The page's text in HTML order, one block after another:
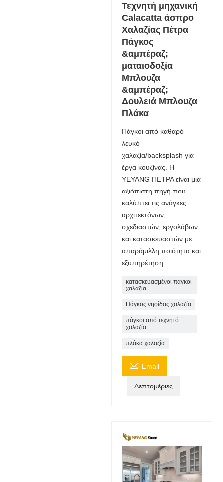
Τεχνητή μηχανική
Calacatta άσπρο
Χαλαζίας Πέτρα
Πάγκος
&αμπέραζ;
ματαιοδοξία
Μπλουζα
&αμπέραζ;
Δουλειά Μπλουζα
Πλάκα
Πάγκοι από καθαρό
λευκό
χαλαζία/backsplash για
έργα κουζίνας. Η
YEYANG ΠΕΤΡΑ είναι μια
αξιόπιστη πηγή που
καλύπτει τις ανάγκες
αρχιτεκτόνων,
σχεδιαστών, εργολάβων
και κατασκευαστών με
απαράμιλλη ποιότητα και
εξυπηρέτηση.
κατασκευασμένοι πάγκοι
χαλαζία
Πάγκος νησίδας χαλαζία
πάγκοι από τεχνητό
χαλαζία
πλάκα χαλαζία
 Email
Λεπτομέριες